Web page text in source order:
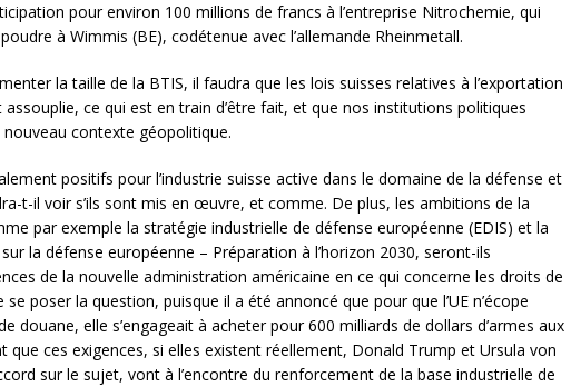
pour environ 100 millions de francs à l’entreprise Nitrochemie, qui
à Wimmis (BE), codétenue avec l’allemande Rheinmetall.
la taille de la BTIS, il faudra que les lois suisses relatives à l’exportation
ce qui est en train d’être fait, et que nos institutions politiques
contexte géopolitique.
positifs pour l’industrie suisse active dans le domaine de la défense et
t-il voir s’ils sont mis en œuvre, et comme. De plus, les ambitions de la
par exemple la stratégie industrielle de défense européenne (EDIS) et la
la défense européenne – Préparation à l’horizon 2030, seront-ils
de la nouvelle administration américaine en ce qui concerne les droits de
poser la question, puisque il a été annoncé que pour que l’UE n’écope
douane, elle s’engageait à acheter pour 600 milliards de dollars d’armes aux
que ces exigences, si elles existent réellement, Donald Trump et Ursula von
sur le sujet, vont à l’encontre du renforcement de la base industrielle de